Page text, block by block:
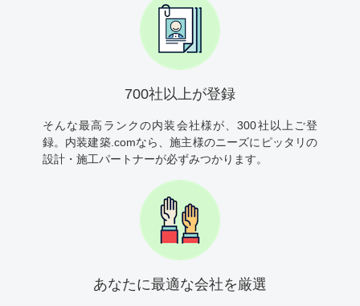
700社以上が登録
そんな最高ランクの内装会社様が、300社以上ご登
録。内装建築.comなら、施主様のニーズにピッタリの
設計・施工パートナーが必ずみつかります。
あなたに最適な会社を厳選